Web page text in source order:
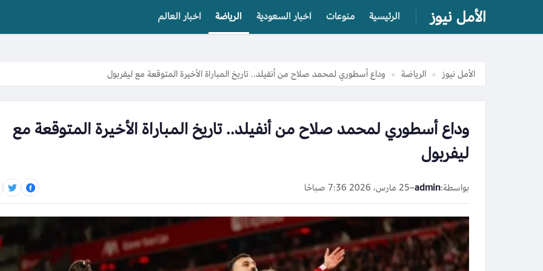
الأمل نيوز الرئيسية منوعات اخبار السعودية الرياضة اخبار العالم
الأمل نيوز » الرياضة » وداع أسطوري لمحمد صلاح من أنفيلد.. تاريخ المباراة الأخيرة المتوقعة مع ليفربول
وداع أسطوري لمحمد صلاح من أنفيلد.. تاريخ المباراة الأخيرة المتوقعة مع
ليفربول
بواسطة:admin
–25 مارس، 2026 7:36 صباحًا